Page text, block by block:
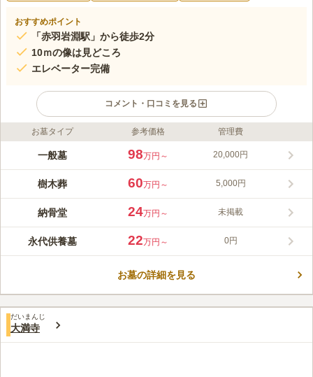
おすすめポイント
「赤羽岩淵駅」から徒歩2分
10ｍの像は見どころ
エレベーター完備
コメント・口コミを見る
ライフドット編集部のコメント
北区の閑静な住宅街にある浄土宗『正光寺』は、800年もの歴史
である「金剛組」によって平成23年に建て替えられ、 エレベー
ターも完備され、高齢者や車いすの方でも安心してお参りできま
たくなる霊園になっています。7
この霊園はまだ誰からも評価されていません。
お墓タイプ 参考価格 管理費
一般墓 98万円～ 20,000円
樹木葬 60万円～ 5,000円
納骨堂 24万円～ 未掲載
永代供養墓 22万円～ 0円
お墓の詳細を見る
だいまんじ
大満寺